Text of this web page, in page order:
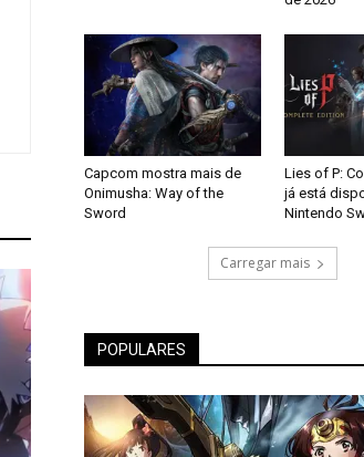
Capcom mostra mais de
Onimusha: Way of the
Sword
Lies of P:
já está
Nintendo
Carregar mais
POPULARES